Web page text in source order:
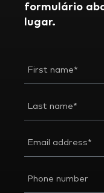
formulário
lugar.